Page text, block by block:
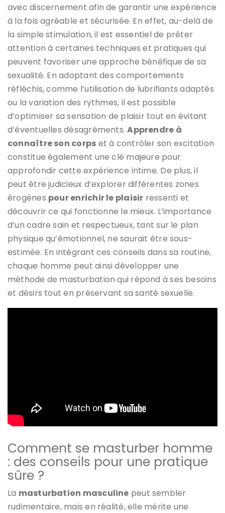
avec discernement afin de garantir une expérience
à la fois agréable et sécurisée. En effet, au-delà de
la simple stimulation, il est essentiel de prêter
attention à certaines techniques et pratiques qui
peuvent favoriser une approche bénéfique de sa
sexualité. En adoptant des comportements
réfléchis, comme l’utilisation de lubrifiants adaptés
ou la variation des rythmes, il est possible
d’optimiser sa sensation de plaisir tout en évitant
d’éventuelles désagréments.Apprendre à
connaître son corps et à contrôler son excitation
constitue également une clé majeure pour
approfondir cette expérience intime. De plus, il
peut être judicieux d’explorer différentes zones
érogènes pour enrichir le plaisir ressenti et
découvrir ce qui fonctionne le mieux. L’importance
d’un cadre sain et respectueux, tant sur le plan
physique qu’émotionnel, ne saurait être sous-
estimée. En intégrant ces conseils dans sa routine,
chaque homme peut ainsi développer une
méthode de masturbation qui répond à ses besoins
et désirs tout en préservant sa santé sexuelle.
Comment se masturber homme
: des conseils pour une pratique
sûre ?
La masturbation masculine peut sembler
rudimentaire, mais en réalité, elle mérite une